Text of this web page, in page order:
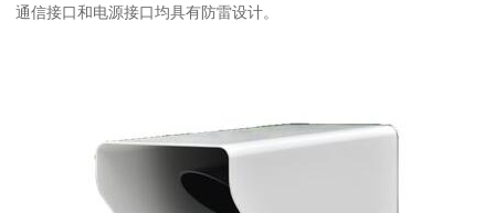
通信接口和电源接口均具有防雷设计。